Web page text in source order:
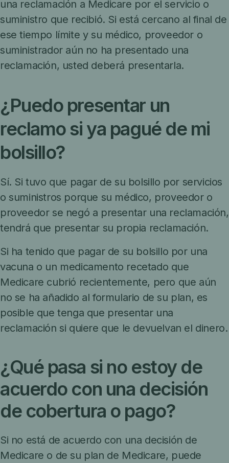
una reclamación a Medicare por el servicio o
suministro que recibió. Si está cercano al final de
ese tiempo límite y su médico, proveedor o
suministrador aún no ha presentado una
reclamación, usted deberá presentarla.
¿Puedo presentar un
reclamo si ya pagué de mi
bolsillo?
Sí. Si tuvo que pagar de su bolsillo por servicios
o suministros porque su médico, proveedor o
proveedor se negó a presentar una reclamación,
tendrá que presentar su propia reclamación.
Si ha tenido que pagar de su bolsillo por una
vacuna o un medicamento recetado que
Medicare cubrió recientemente, pero que aún
no se ha añadido al formulario de su plan, es
posible que tenga que presentar una
reclamación si quiere que le devuelvan el dinero.
¿Qué pasa si no estoy de
acuerdo con una decisión
de cobertura o pago?
Si no está de acuerdo con una decisión de
Medicare o de su plan de Medicare, puede